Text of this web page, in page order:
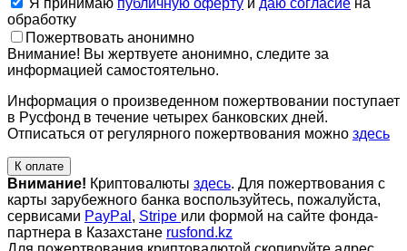
обработку
Пожертвовать анонимно
Внимание! Вы жертвуете анонимно, следите за
информацией самостоятельно.
Информация о произведенном пожертвовании поступает
в Русфонд в течение четырех банковских дней.
Отписаться от регулярного пожертвования можно здесь
К оплате
Внимание! Криптовалюты здесь. Для пожертвования с
карты зарубежного банка воспользуйтесь, пожалуйста,
сервисами PayPal , Stripe или формой на сайте фонда-
партнера в Казахстане rusfond.kz